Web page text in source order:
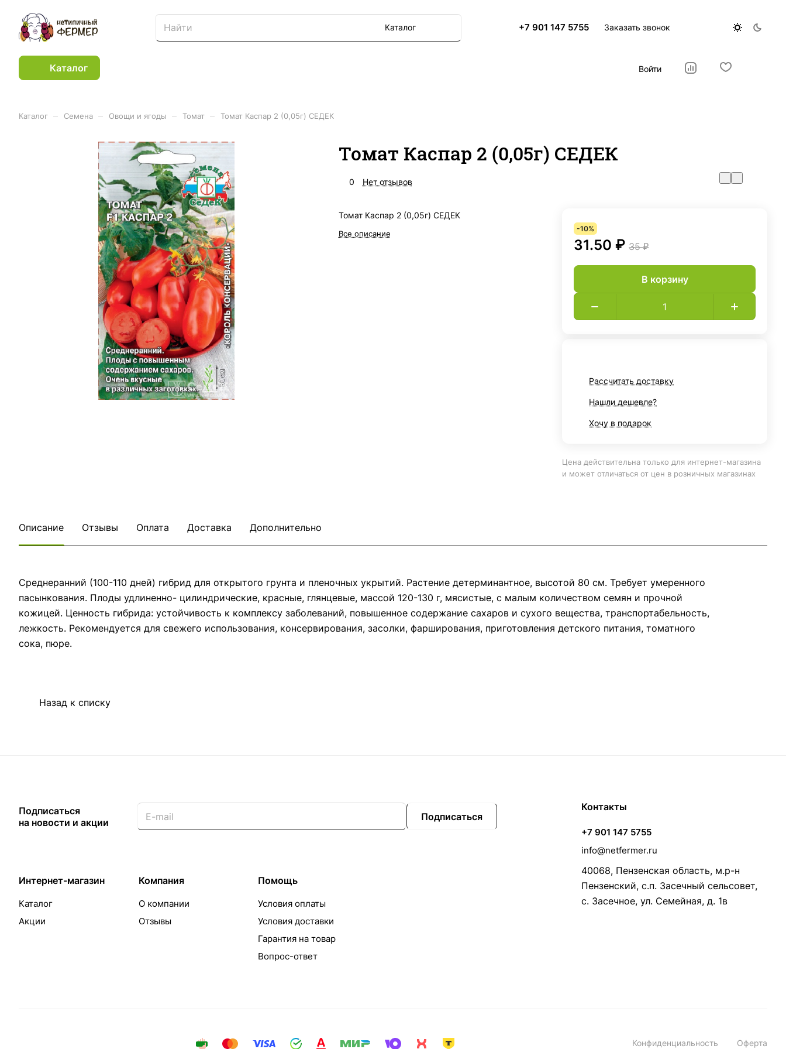
Каталог +7 901 147 5755 Заказать звонок
Каталог Войти
Каталог Семена Овощи и ягоды Томат Томат Каспар 2 (0,05г) СЕДЕК
Томат Каспар 2 (0,05г) СЕДЕК
0 Нет отзывов
Томат Каспар 2 (0,05г) СЕДЕК
Все описание
-10%
31.50 ₽ 35 ₽
В корзину
Рассчитать доставку
Нашли дешевле?
Хочу в подарок
Цена действительна только для интернет-магазина
и может отличаться от цен в розничных магазинах
Описание Отзывы Оплата Доставка Дополнительно
Среднеранний (100-110 дней) гибрид для открытого грунта и пленочных укрытий. Растение детерминантное, высотой 80 см. Требует умеренного
пасынкования. Плоды удлиненно- цилиндрические, красные, глянцевые, массой 120-130 г, мясистые, с малым количеством семян и прочной
кожицей. Ценность гибрида: устойчивость к комплексу заболеваний, повышенное содержание сахаров и сухого вещества, транспортабельность,
лежкость. Рекомендуется для свежего использования, консервирования, засолки, фарширования, приготовления детского питания, томатного
сока, пюре.
Назад к списку
Подписаться
на новости и акции
Подписаться
Интернет-магазин
Каталог
Акции
Компания
О компании
Отзывы
Помощь
Условия оплаты
Условия доставки
Гарантия на товар
Вопрос-ответ
Контакты
+7 901 147 5755
info@netfermer.ru
40068, Пензенская область, м.р-н
Пензенский, с.п. Засечный сельсовет,
с. Засечное, ул. Семейная, д. 1в
Конфиденциальность Оферта